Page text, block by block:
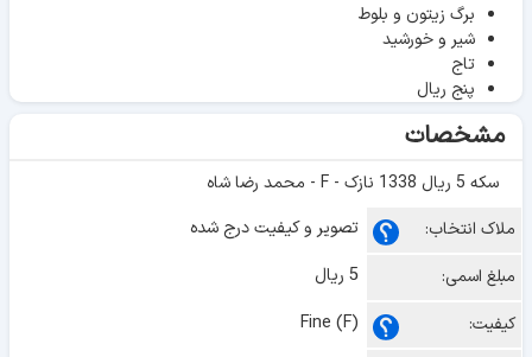
برگ زیتون و بلوط
شیر و خورشید
تاج
پنج ریال
مشخصات
سکه 5 ریال 1338 نازک - F - محمد رضا شاه
ملاک انتخاب:
تصویر و کیفیت درج شده
مبلغ اسمی:
5 ریال
کیفیت:
Fine (F)